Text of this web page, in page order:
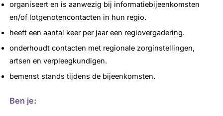
organiseert en is aanwezig bij informatiebijeenkomsten
en/of lotgenotencontacten in hun regio.
heeft een aantal keer per jaar een regiovergadering.
onderhoudt contacten met regionale zorginstellingen,
artsen en verpleegkundigen.
bemenst stands tijdens de bijeenkomsten.
Ben je: